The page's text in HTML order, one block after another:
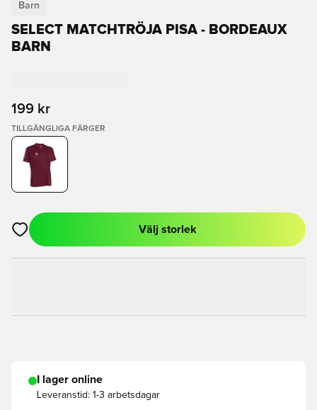
Barn
SELECT MATCHTRÖJA PISA - BORDEAUX
BARN
199 kr
TILLGÄNGLIGA FÄRGER
Öppnar en Modal för att logga in eller registrera dig som
Välj storlek
I lager online
Leveranstid: 1-3 arbetsdagar